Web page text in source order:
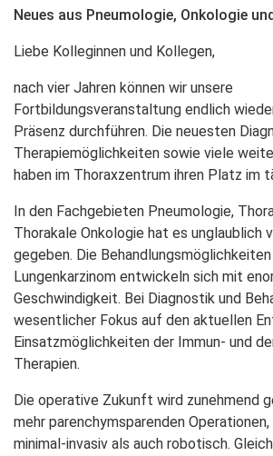
Neues aus Pneumologie, Onkologie
Liebe Kolleginnen und Kollegen,
nach vier Jahren können wir unsere
Fortbildungsveranstaltung endlich
Präsenz durchführen. Die neuesten
Therapiemöglichkeiten sowie viele
haben im Thoraxzentrum ihren Platz im
In den Fachgebieten Pneumologie,
Thorakale Onkologie hat es unglaublich
gegeben. Die
Lungenkarzinom entwickeln sich mit
Geschwindigkeit. Bei Diagnostik und
wesentlicher Fokus auf den aktuellen
Einsatzmöglichkeiten der Immun- und
Therapien.
Die operative Zukunft wird zunehmend
mehr parenchymsparenden
minimal-invasiv als auch robotisch.